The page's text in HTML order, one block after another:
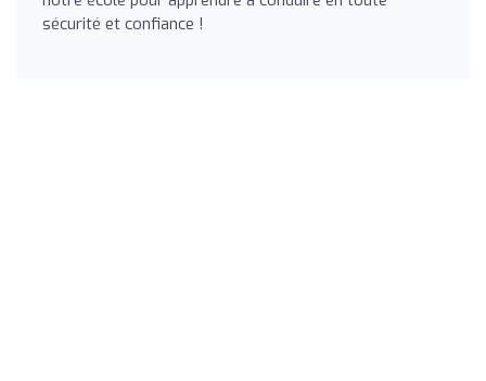
sécurité et confiance !